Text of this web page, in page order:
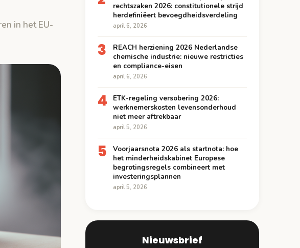
in het EU-
rechtszaken 2026: constitutionele strijd
herdefiniëert bevoegdheidsverdeling
april 6, 2026
3
REACH herziening 2026 Nederlandse
chemische industrie: nieuwe restricties
en compliance-eisen
april 6, 2026
4
ETK-regeling versobering 2026:
werknemerskosten levensonderhoud
niet meer aftrekbaar
april 5, 2026
5
Voorjaarsnota 2026 als startnota: hoe
het minderheidskabinet Europese
begrotingsregels combineert met
investeringsplannen
april 5, 2026
Nieuwsbrief